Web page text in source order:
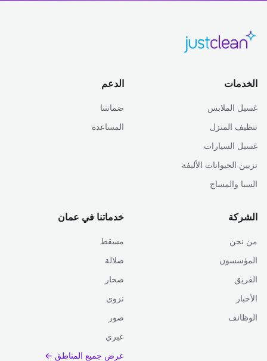
الخدمات
غسيل الملابس
تنظيف المنزل
غسيل السيارات
تزيين الحيوانات الأليفة
السبا والمساج
الدعم
ضمانتنا
المساعدة
الشركة
من نحن
المؤسسون
الفريق
الأخبار
الوظائف
خدماتنا في عمان
مسقط
صلالة
صحار
نزوى
صور
عبري
عرض جميع المناطق ←